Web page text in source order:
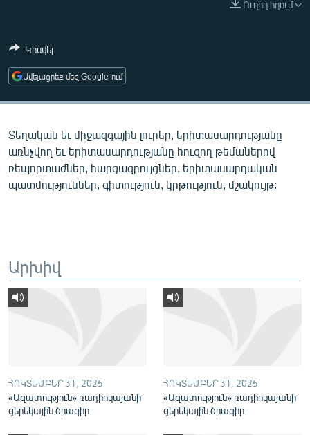
ՄԵԿՆԱԲԱՆՈՒԹՅՈՒՆ
ԿՈՐՈՆԱՎԻՐՈՒՍ
ԱՐԽԻՎ
ՏԵՍԱՆՅՈՒԹԵՐ
ՓՈԴՔԱՍԹ
Հայերեն
ՀԵՏԵՎԵՔ ՄԵԶ
Ուղիղ հղում
Կիսվել
Ավելացրեք մեզ Google-ում
Տեղական եւ միջազգային լուրեր, երիտասարդությանը
առնչվող եւ երիտասարդությանը հուզող թեմաներով
ռեպորտաժներ, հարցազրույցներ, երիտասարդական
պատմություններ, գիտություն, կրթություն, մշակույթ:
Արխիվ
ՀՈԿՏԵՄԲԵՐ 31, 2025
«Ազատություն» ռադիոկայանի
ցերեկային ծրագիր
ՀՈԿՏԵՄԲԵՐ 31, 2025
«Ազատություն» ռադիոկայանի
ցերեկային ծրագիր